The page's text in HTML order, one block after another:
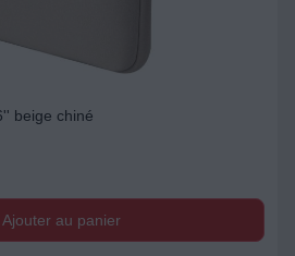
beige chiné
au panier